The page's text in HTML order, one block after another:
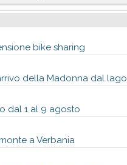
bike sharing
della Madonna dal lago
dal 1 al 9 agosto
a Verbania